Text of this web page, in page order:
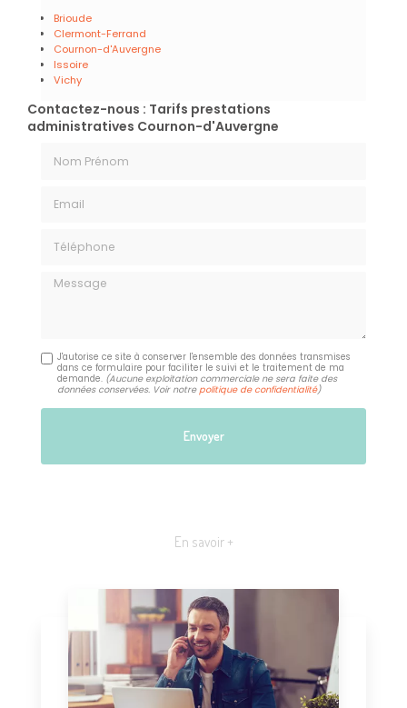
Brioude
Clermont-Ferrand
Cournon-d'Auvergne
Issoire
Vichy
Contactez-nous : Tarifs prestations
administratives Cournon-d'Auvergne
Message
J'autorise ce site à conserver l'ensemble des données transmises
dans ce formulaire pour faciliter le suivi et le traitement de ma
demande. (Aucune exploitation commerciale ne sera faite des
données conservées. Voir notrepolitique de confidentialité)
En savoir +